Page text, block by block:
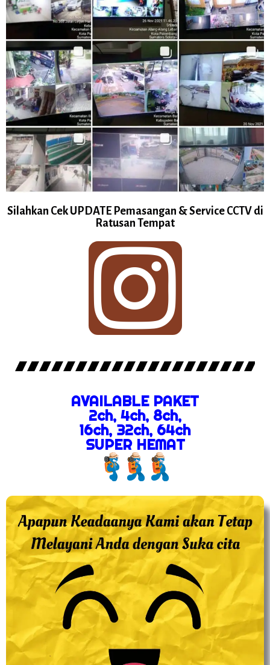
Silahkan Cek UPDATE Pemasangan & Service CCTV di
Ratusan Tempat
AVAILABLE PAKET
2ch, 4ch, 8ch,
16ch, 32ch, 64ch
SUPER HEMAT